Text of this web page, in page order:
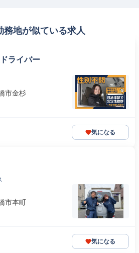
務地が似ている求人
ライバー
市金杉
気になる
市本町
気になる